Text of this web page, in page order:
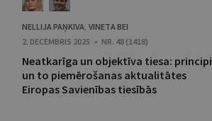
NELLIJA PAŅKIVA, VINETA BEI
2. DECEMBRIS 2025 • NR. 48 (1418)
Neatkarīga un objektīva tiesa: principi
un to piemērošanas aktualitātes
Eiropas Savienības tiesībās